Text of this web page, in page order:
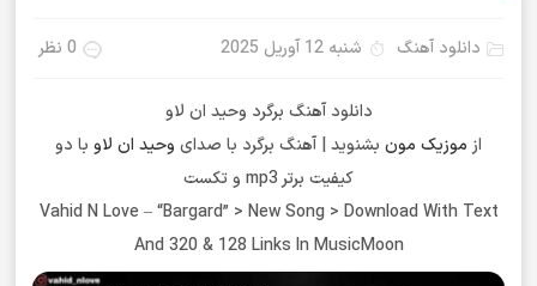
دانلود آهنگ شنبه 12 آوریل 2025 0 نظر
دانلود آهنگ برگرد وحید ان لاو
از موزیک مون بشنوید | آهنگ برگرد با صدای وحید ان لاو با دو
کیفیت برتر mp3 و تکست
Vahid N Love – “Bargard” > New Song > Download With Text
And 320 & 128 Links In MusicMoon